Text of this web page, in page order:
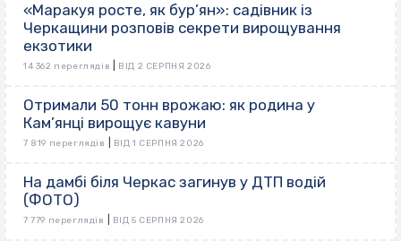
«Маракуя росте, як бур’ян»: садівник із
Черкащини розповів секрети вирощування
екзотики
14 362 переглядів ВІД 2 СЕРПНЯ 2026
Отримали 50 тонн врожаю: як родина у
Кам’янці вирощує кавуни
7 819 переглядів ВІД 1 СЕРПНЯ 2026
На дамбі біля Черкас загинув у ДТП водій
(ФОТО)
7 779 переглядів ВІД 5 СЕРПНЯ 2026